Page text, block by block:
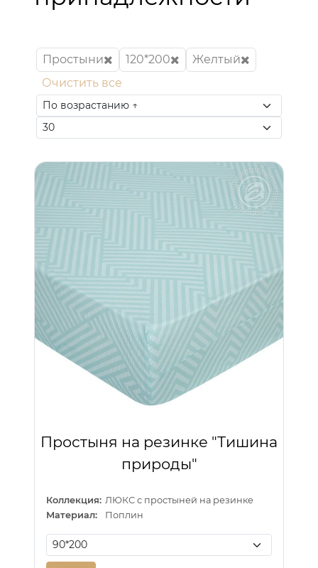
Простыни 120*200
Желтый
Очистить все
Простыня на резинке "Тишина
природы"
Коллекция: ЛЮКС с простыней на резинке
Материал:
Поплин